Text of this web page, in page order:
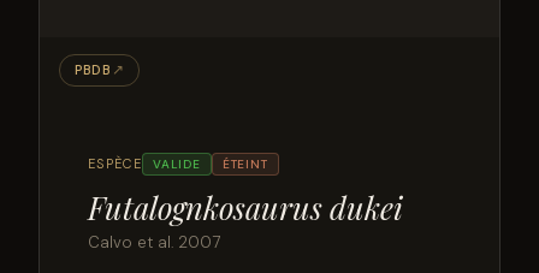
ESPÈCE VALIDE ÉTEINT
Futalognkosaurus dukei
Calvo et al. 2007
PBDB ↗